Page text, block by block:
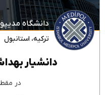
دانشگاه
ترکیه، استانبول
دانشیار
در